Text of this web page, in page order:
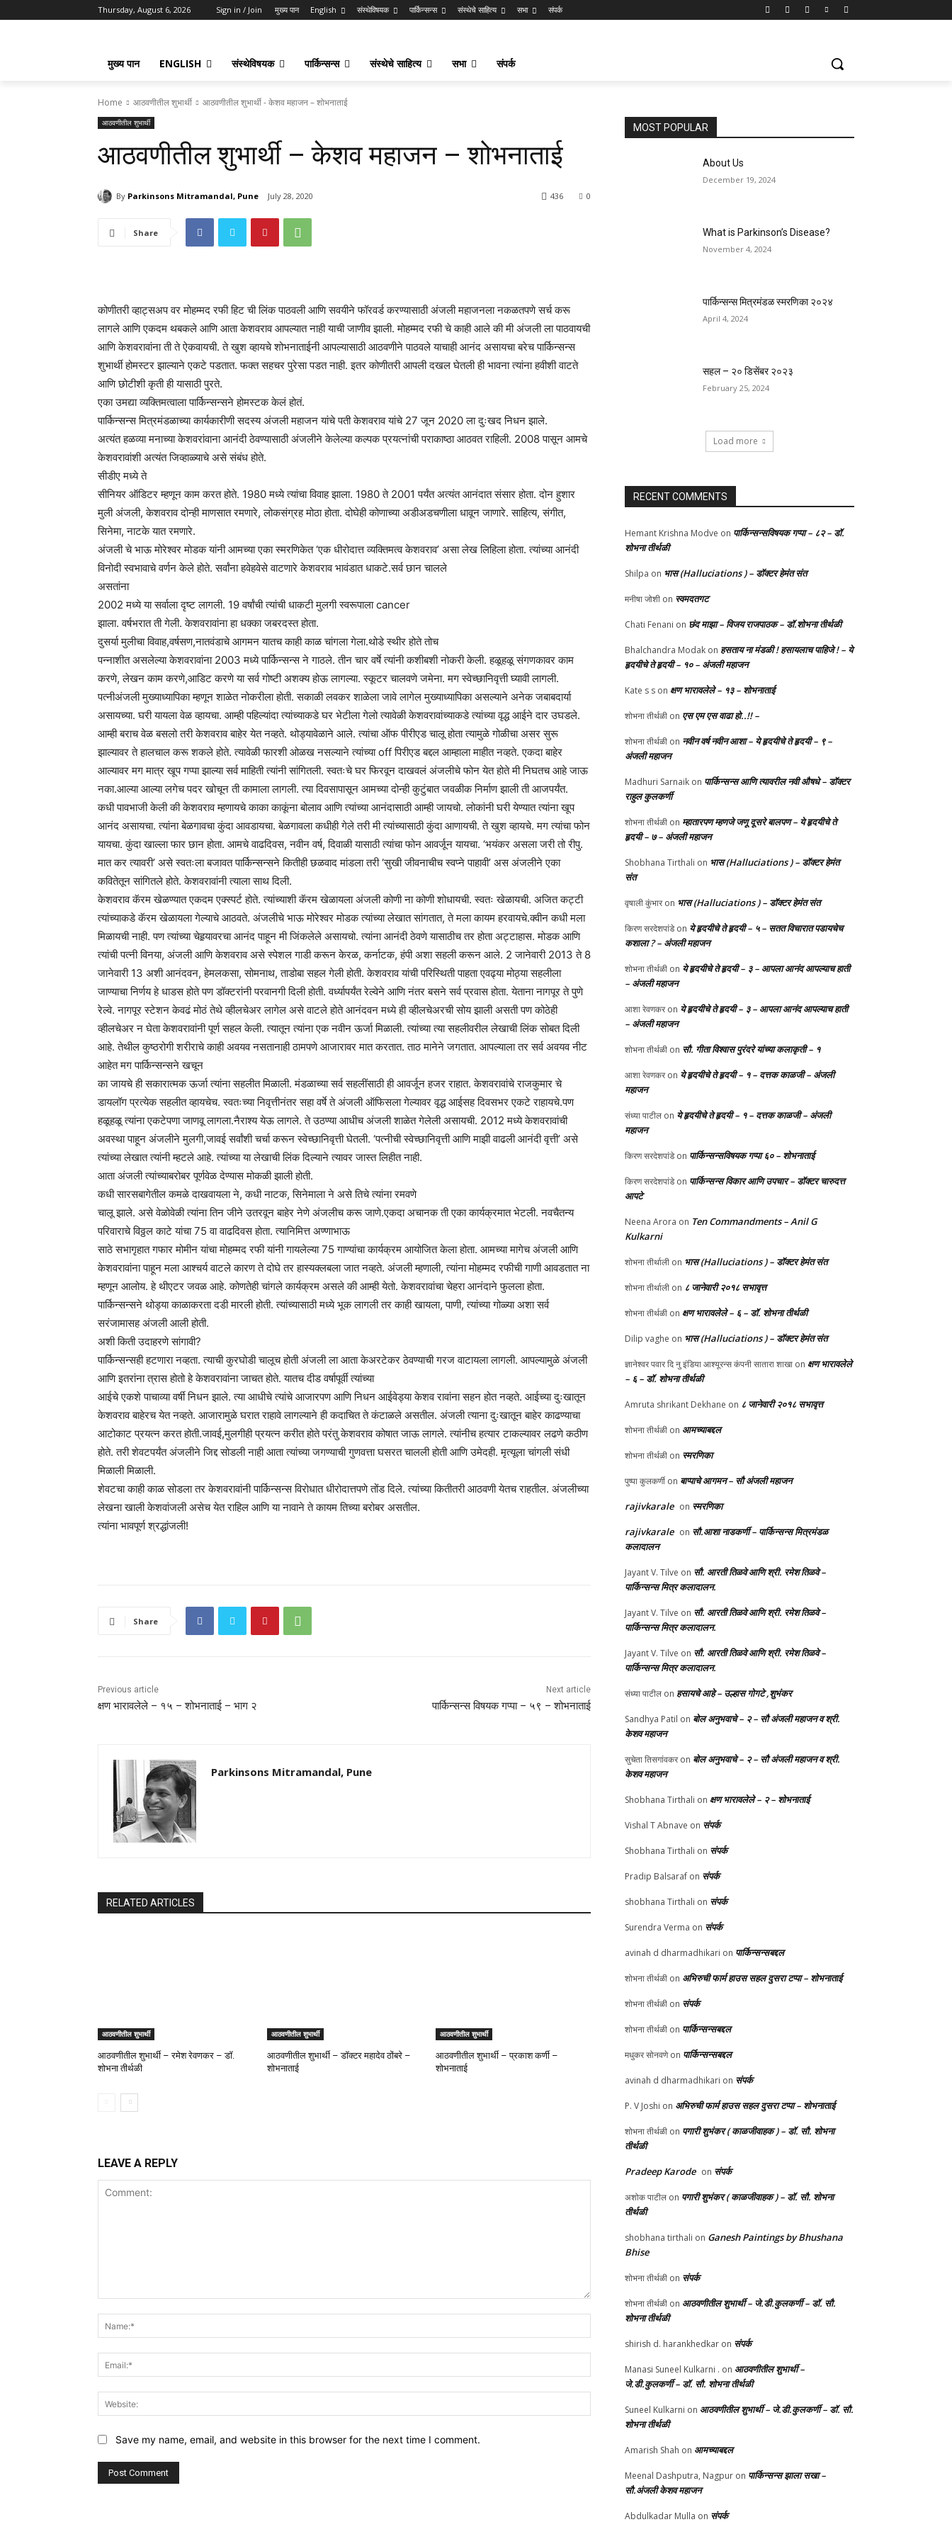
Thursday, August 6, 2026 Sign in / Join मुख्य पान English संस्थेविषयक पार्किन्सन्स संस्थेचे साहित्य सभा संपर्क
मुख्य पान ENGLISH संस्थेविषयक पार्किन्सन्स संस्थेचे साहित्य सभा संपर्क
Home आठवणीतील शुभार्थी आठवणीतील शुभार्थी - केशव महाजन – शोभनाताई
आठवणीतील शुभार्थी
आठवणीतील शुभार्थी – केशव महाजन – शोभनाताई
By Parkinsons Mitramandal, Pune July 28, 2020 0
436
Share
कोणीतरी व्हाट्सअप वर मोहम्मद रफी हिट ची लिंक पाठवली आणि सवयीने फॉरवर्ड करण्यासाठी अंजली महाजनला नकळतपणे सर्च करू
लागले आणि एकदम थबकले आणि आता केशवराव आपल्यात नाही याची जाणीव झाली. मोहम्मद रफी चे काही आले की मी अंजली ला पाठवायची
आणि केशवरावांना ती ते ऐकवायची. ते खुश व्हायचे शोभनाताईनी आपल्यासाठी आठवणीने पाठवले याचाही आनंद असायचा बरेच पार्किन्सन्स
शुभार्थी होमस्टर झाल्याने एकटे पडतात. फक्त सहचर पुरेसा पडत नाही. इतर कोणीतरी आपली दखल घेतली ही भावना त्यांना हवीशी वाटते
आणि छोटीशी कृती ही यासाठी पुरते.
एका उमद्या व्यक्तिमत्वाला पार्किन्सन्सने होमस्टक केलं होतं.
पार्किन्सन्स मित्रमंडळाच्या कार्यकारीणी सदस्य अंजली महाजन यांचे पती केशवराव यांचे 27 जून 2020 ला दुःखद निधन झाले.
अत्यंत हळव्या मनाच्या केशवरांवाना आनंदी ठेवण्यासाठी अंजलीने केलेल्या कल्पक प्रयत्नांची पराकाष्ठा आठवत राहिली. 2008 पासून आमचे
केशवरावांशी अत्यंत जिव्हाळ्याचे असे संबंध होते.
सीडीए मध्ये ते
सीनियर ऑडिटर म्हणून काम करत होते. 1980 मध्ये त्यांचा विवाह झाला. 1980 ते 2001 पर्यंत अत्यंत आनंदात संसार होता. दोन हुशार
मुली अंजली, केशवराव दोन्ही माणसात रमणारे, लोकसंग्रह मोठा होता. दोघेही कोणाच्या अडीअडचणीला धावून जाणारे. साहित्य, संगीत,
सिनेमा, नाटके यात रमणारे.
अंजली चे भाऊ मोरेश्वर मोडक यांनी आमच्या एका स्मरणिकेत ‘एक धीरोदात्त व्यक्तिमत्व केशवराव’ असा लेख लिहिला होता. त्यांच्या आनंदी
विनोदी स्वभावाचे वर्णन केले होते. सर्वांना हवेहवेसे वाटणारे केशवराव भावंडात धाकटे.सर्व छान चालले
असतांना
2002 मध्ये या सर्वाला दृष्ट लागली. 19 वर्षांची त्यांची धाकटी मुलगी स्वरूपाला cancer
झाला. वर्षभरात ती गेली. केशवरावांना हा धक्का जबरदस्त होता.
दुसर्या मुलीचा विवाह,वर्षसण,नातवंडाचे आगमन यातच काही काळ चांगला गेला.थोडे स्थीर होते तोच
पन्नाशीत असलेल्या केशवरावांना 2003 मध्ये पार्किन्सन्स ने गाठले. तीन चार वर्षे त्यांनी कशीबशी नोकरी केली. हळूहळू संगणकावर काम
करणे, लेखन काम करणे,आडिट करणे या सर्व गोष्टी अशक्य होऊ लागल्या. स्कूटर चालवणे जमेना. मग स्वेच्छानिवृत्ती घ्यावी लागली.
पत्नीअंजली मुख्याध्यापिका म्हणून शाळेत नोकरीला होती. सकाळी लवकर शाळेला जावे लागेल मुख्याध्यापिका असल्याने अनेक जबाबदार्या
असायच्या. घरी यायला वेळ व्हायचा. आम्ही पहिल्यांदा त्यांच्याकडे घर भेटीला गेलो त्यावेळी केशवरावांच्याकडे त्यांच्या वृद्ध आईने दार उघडले.
आम्ही बराच वेळ बसलो तरी केशवराव बाहेर येत नव्हते. थोड्यावेळाने आले. त्यांचा ऑफ पीरीएड चालू होता त्यामुळे गोळीचा असर सुरू
झाल्यावर ते हालचाल करू शकले होते. त्यावेळी फारशी ओळख नसल्याने त्यांच्या off पिरीएड बद्दल आम्हाला माहीत नव्हते. एकदा बाहेर
आल्यावर मग मात्र खूप गप्पा झाल्या सर्व माहिती त्यांनी सांगितली. स्वतःचे घर फिरवून दाखवलं अंजलीचे फोन येत होते मी निघतच आहे जाऊ
नका.आल्या आल्या लगेच पदर खोचून ती कामाला लागली. त्या दिवसापासून आमच्या दोन्ही कुटुंबात जवळीक निर्माण झाली ती आजपर्यंत.
कधी पावभाजी केली की केशवराव म्हणायचे काका काकूंना बोलाव आणि त्यांच्या आनंदासाठी आम्ही जायचो. लोकांनी घरी येण्यात त्यांना खूप
आनंद असायचा. त्यांना बेळगावचा कुंदा आवडायचा. बेळगावला कधीही गेले तरी मी त्यांच्यासाठी कुंदा आणायची. ते खुश व्हायचे. मग त्यांचा फोन
यायचा. कुंदा खाल्ला फार छान होता. आमचे वाढदिवस, नवीन वर्ष, दिवाळी यासाठी त्यांचा फोन आवर्जून यायचा. ‘भयंकर असला जरी तो रीपु.
मात कर त्यावरी’ असे स्वतःला बजावत पार्किन्सन्सने कितीही छळवाद मांडला तरी ‘सुखी जीवनाचीच स्वप्ने पाहावी’ अस अंजलीने एका
कवितेतून सांगितले होते. केशवरावांनी त्याला साथ दिली.
केशवराव कॅरम खेळण्यात एकदम एक्स्पर्ट होते. त्यांच्याशी कॅरम खेळायला अंजली कोणी ना कोणी शोधायची. स्वतः खेळायची. अजित कट्टी
त्यांच्याकडे कॅरम खेळायला गेल्याचे आठवते. अंजलीचे भाऊ मोरेश्वर मोडक त्यांच्या लेखात सांगतात, ते मला कायम हरवायचे.क्वीन कधी मला
मिळायची नाही. पण त्यांच्या चेहर्‍यावरचा आनंद पाहून मी जिंकलेले असायचो. त्यांना आनंदी ठेवणे यासाठीच तर होता अट्टाहास. मोडक आणि
त्यांची पत्नी विनया, अंजली आणि केशवराव असे स्पेशल गाडी करून केरळ, कर्नाटक, हंपी अशा सहली करून आले. 2 जानेवारी 2013 ते 8
जानेवारी 13 अशी आनंदवन, हेमलकसा, सोमनाथ, ताडोबा सहल गेली होती. केशवराव यांची परिस्थिती पाहता एवढ्या मोठ्या सहलीला
जाण्याचा निर्णय हे धाडस होते पण डॉक्टरांनी परवानगी दिली होती. वर्ध्यापर्यंत रेल्वेने आणि नंतर बसने सर्व प्रवास होता. येताना नागपूर ते पुणे
रेल्वे. नागपूर स्टेशन केवढं मोठं तेथे व्हीलचेअर लागेल असे वाटले होते आनंदवन मध्ये ही व्हीलचेअरची सोय झाली असती पण कोठेही
व्हीलचेअर न घेता केशवरावांनी पूर्ण सहल केली. त्यातून त्यांना एक नवीन ऊर्जा मिळाली. त्यांच्या त्या सहलीवरील लेखाची लिंक सोबत दिली
आहे. तेथील कुष्ठरोगी शरीराचे काही अवयव नसतानाही ठामपणे आजारावर मात करतात. ताठ मानेने जगतात. आपल्याला तर सर्व अवयव नीट
आहेत मग पार्किन्सन्सने खचून
का जायचे ही सकारात्मक ऊर्जा त्यांना सहलीत मिळाली. मंडळाच्या सर्व सहलींसाठी ही आवर्जून हजर राहात. केशवरावांचे राजकुमार चे
डायलॉग प्रत्येक सहलीत व्हायचेच. स्वतःच्या निवृत्तीनंतर सहा वर्षे ते अंजली ऑफिसला गेल्यावर वृद्ध आईसह दिवसभर एकटे राहायचे.पण
हळूहळू त्यांना एकटेपणा जाणवू लागला.नैराश्य येऊ लागले. ते उठण्या आधीच अंजली शाळेत गेलेली असायची. 2012 मध्ये केशवरावांची
अवस्था पाहून अंजलीने मुलगी,जावई सर्वांशी चर्चा करून स्वेच्छानिवृत्ती घेतली. ‘पत्नीची स्वेच्छानिवृत्ती आणि माझी वाढली आनंदी वृत्ती’ असे
त्यांच्या लेखात त्यांनी म्हटले आहे. त्यांच्या या लेखाची लिंक दिल्याने त्यावर जास्त लिहीत नाही.
आता अंजली त्यांच्याबरोबर पूर्णवेळ देण्यास मोकळी झाली होती.
कधी सारसबागेतील कमळे दाखवायला ने, कधी नाटक, सिनेमाला ने असे तिचे त्यांना रमवणे
चालू झाले. असे वेळोवेळी त्यांना तिन जीने उतरवून बाहेर नेणे अंजलीच करू जाणे.एकदा अचानक ती एका कार्यक्रमात भेटली. नवचैतन्य
परिवाराचे विठ्ठल काटे यांचा 75 वा वाढदिवस होता. त्यानिमित्त अण्णाभाऊ
साठे सभागृहात गफार मोमीन यांचा मोहम्मद रफी यांनी गायलेल्या 75 गाण्यांचा कार्यक्रम आयोजित केला होता. आमच्या मागेच अंजली आणि
केशवरावांना पाहून मला आश्चर्य वाटले कारण ते दोघे तर हास्यक्लबला जात नव्हते. अंजली म्हणाली, त्यांना मोहम्मद रफीची गाणी आवडतात ना
म्हणून आलोय. हे थीएटर जवळ आहे. कोणतेही चांगले कार्यक्रम असले की आम्ही येतो. केशवरावांचा चेहरा आनंदाने फुलला होता.
पार्किन्सन्सने थोड्या काळाकरता दडी मारली होती. त्यांच्यासाठी मध्ये भूक लागली तर काही खायला, पाणी, त्यांच्या गोळ्या अशा सर्व
सरंजामासह अंजली आली होती.
अशी किती उदाहरणे सांगावी?
पार्किन्सन्सही हटणारा नव्हता. त्याची कुरघोडी चालूच होती अंजली ला आता केअरटेकर ठेवण्याची गरज वाटायला लागली. आपल्यामुळे अंजली
आणि इतरांना त्रास होतो हे केशवरावांना जाचत होते. यातच दीड वर्षापूर्वी त्यांच्या
आईचे एकशे पाचाव्या वर्षी निधन झाले. त्या आधीचे त्यांचे आजारपण आणि निधन आईवेड्या केशव रावांना सहन होत नव्हते. आईच्या दुःखातून
केशवराव बाहेरच येत नव्हते. आजारामुळे घरात राहावे लागल्याने ही कदाचित ते कंटाळले असतील. अंजली त्याना दुःखातून बाहेर काढण्याचा
आटोकाट प्रयत्न करत होती.जावई,मुलगीही प्रयत्न करीत होते परंतु केशवराव कोषात जाऊ लागले. त्यांनीच हत्यार टाकल्यावर लढणे कठीण
होते. तरी शेवटपर्यंत अंजलीने जिद्द सोडली नाही आता त्यांच्या जगण्याची गुणवत्ता घसरत चालली होती आणि उमेदही. मृत्यूला चांगली संधी
मिळाली मिळाली.
शेवटचा काही काळ सोडला तर केशवरावांनी पार्किन्सन्स विरोधात धीरोदात्तपणे तोंड दिले. त्यांच्या कितीतरी आठवणी येतच राहतील. अंजलीच्या
लेखना खाली केशवांजली असेच येत राहिल आणि या नावाने ते कायम तिच्या बरोबर असतील.
त्यांना भावपूर्ण श्रद्धांजली!
Share
Previous article
क्षण भारावलेले – १५ – शोभनाताई – भाग २
Next article
पार्किन्सन्स विषयक गप्पा – ५९ – शोभनाताई
Parkinsons Mitramandal, Pune
RELATED ARTICLES
आठवणीतील शुभार्थी
आठवणीतील शुभार्थी – रमेश रेवणकर – डॉ.
शोभना तीर्थळी
आठवणीतील शुभार्थी
आठवणीतील शुभार्थी – डॉक्टर महादेव ठोंबरे –
शोभनाताई
आठवणीतील शुभार्थी
आठवणीतील शुभार्थी – प्रकाश कर्णी –
शोभनाताई
LEAVE A REPLY
Save my name, email, and website in this browser for the next time I comment.
MOST POPULAR
About Us
December 19, 2024
What is Parkinson’s Disease?
November 4, 2024
पार्किन्सन्स मित्रमंडळ स्मरणिका २०२४
April 4, 2024
सहल – २० डिसेंबर २०२३
February 25, 2024
Load more
RECENT COMMENTS
Hemant Krishna Modve on पार्किन्सन्सविषयक गप्पा – ८२ – डॉ.
शोभना तीर्थळी
Shilpa on भास (Halluciations ) – डॉक्टर हेमंत संत
मनीषा जोशी on स्वमदतगट
Chati Fenani on छंद माझा – विजय राजपाठक – डॉ.शोभना तीर्थळी
Bhalchandra Modak on हसताय ना मंडळी‌ ! हसायलाच पाहिजे ! – ये
हृदयीचे ते हृदयी – १० – अंजली महाजन
Kate s s on क्षण भारावलेले – १३ – शोभनाताई
शोभना तीर्थळी on एस एम एस वाढा हो..!! –
शोभना तीर्थळी on नवीन वर्ष नवीन आशा – ये हृदयीचे ते हृदयी – ९ –
अंजली महाजन
Madhuri Sarnaik on पार्किन्सन्स आणि त्यावरील नवी औषधे – डॉक्टर
राहुल कुलकर्णी
शोभना तीर्थळी on म्हातारपण म्हणजे जणू दूसरे बालपण – ये हृदयीचे ते
हृदयी – ७ – अंजली महाजन
Shobhana Tirthali on भास (Halluciations ) – डॉक्टर हेमंत
संत
वृषाली कुंभारon भास (Halluciations ) – डॉक्टर हेमंत संत
किरण सरदेशपांडेon ये हृदयीचे ते हृदयी – ५ – सतत विचारात पडायचेच
कशाला ? – अंजली महाजन
शोभना तीर्थळी on ये हृदयीचे ते हृदयी – ३ – आपला आनंद आपल्याच हाती
– अंजली महाजन
आशा रेवणकरon ये हृदयीचे ते हृदयी – ३ – आपला आनंद आपल्याच हाती
– अंजली महाजन
शोभना तीर्थळी on सौ. गीता विश्वास पुरंदरे यांच्या कलाकृती – १
आशा रेवणकरon ये हृदयीचे ते हृदयी – १ – दत्तक काळजी – अंजली
महाजन
संध्या पाटील on ये हृदयीचे ते हृदयी – १ – दत्तक काळजी – अंजली
महाजन
किरण सरदेशपांडेon पार्किन्सन्सविषयक गप्पा ६० – शोभनाताई
किरण सरदेशपांडेon पार्किन्सन्स विकार आणि उपचार – डॉक्टर चारुदत्त
आपटे
Neena Arora on Ten Commandments – Anil G
Kulkarni
शोभना तीर्थाली on भास (Halluciations ) – डॉक्टर हेमंत संत
शोभना तीर्थाली on ८ जानेवारी २०१८ सभावृत्त
शोभना तीर्थळी on क्षण भारावलेले – ६ – डॉ. शोभना तीर्थळी
Dilip vaghe on भास (Halluciations ) – डॉक्टर हेमंत संत
ज्ञानेश्वर पवार दि नु इंडिया आश्यूरन्स कंपनी सातारा शाखा on क्षण भारावलेले
– ६ – डॉ. शोभना तीर्थळी
Amruta shrikant Dekhane on ८ जानेवारी २०१८ सभावृत्त
शोभना तीर्थळी on आमच्याबद्दल
शोभना तीर्थळी on स्मरणिका
पुष्पा कुलकर्णी on बाप्पाचे आगमन – सौ अंजली महाजन
rajivkarale on स्मरणिका
rajivkarale on सौ.आशा नाडकर्णी – पार्किन्सन्स मित्रमंडळ
कलादालन
Jayant V. Tilve on सौ. आरती तिळवे आणि श्री. रमेश तिळवे –
पार्किन्सन्स मित्र कलादालन.
Jayant V. Tilve on सौ. आरती तिळवे आणि श्री. रमेश तिळवे –
पार्किन्सन्स मित्र कलादालन.
Jayant V. Tilve on सौ. आरती तिळवे आणि श्री. रमेश तिळवे –
पार्किन्सन्स मित्र कलादालन.
संध्या पाटील on हसायचे आहे – उल्हास गोगटे ,शुभंकर
Sandhya Patil on बोल अनुभवाचे – २ – सौ अंजली महाजन व श्री.
केशव महाजन
सुचेता तिसगांवकरon बोल अनुभवाचे – २ – सौ अंजली महाजन व श्री.
केशव महाजन
Shobhana Tirthali on क्षण भारावलेले – २ – शोभनाताई
Vishal T Abnave on संपर्क
Shobhana Tirthali on संपर्क
Pradip Balsaraf on संपर्क
shobhana Tirthali on संपर्क
Surendra Verma on संपर्क
avinah d dharmadhikari on पार्किन्सन्सबद्दल
शोभना तीर्थळी on अभिरुची फार्म हाउस सहल दुसरा टप्पा – शोभनाताई
शोभना तीर्थळी on संपर्क
शोभना तीर्थळी on पार्किन्सन्सबद्दल
मधुकर सोनवणेon पार्किन्सन्सबद्दल
avinah d dharmadhikari on संपर्क
P. V Joshi on अभिरुची फार्म हाउस सहल दुसरा टप्पा – शोभनाताई
शोभना तीर्थळी on पगारी शुभंकर ( काळजीवाहक ) – डॉ. सौ. शोभना
तीर्थळी
Pradeep Karode on संपर्क
अशोक पाटील on पगारी शुभंकर ( काळजीवाहक ) – डॉ. सौ. शोभना
तीर्थळी
shobhana tirthali on Ganesh Paintings by Bhushana
Bhise
शोभना तीर्थळी on संपर्क
शोभना तीर्थळी on आठवणीतील शुभार्थी – जे.डी.कुलकर्णी – डॉ. सौ.
शोभना तीर्थळी
shirish d. harankhedkar on संपर्क
Manasi Suneel Kulkarni . on आठवणीतील शुभार्थी –
जे.डी.कुलकर्णी – डॉ. सौ. शोभना तीर्थळी
Suneel Kulkarni on आठवणीतील शुभार्थी – जे.डी.कुलकर्णी – डॉ. सौ.
शोभना तीर्थळी
Amarish Shah on आमच्याबद्दल
Meenal Dashputra, Nagpur on पार्किन्सन्स झाला सखा –
सौ.अंजली केशव महाजन
Abdulkadar Mulla on संपर्क